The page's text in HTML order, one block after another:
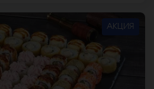
АКЦИЯ